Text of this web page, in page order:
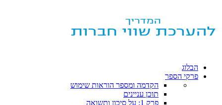
הבלוג
פרקי הספר
הקדמה ומספר הוראות שימוש
תוכן עניינים
פרק 1: על סיכון ותשואה